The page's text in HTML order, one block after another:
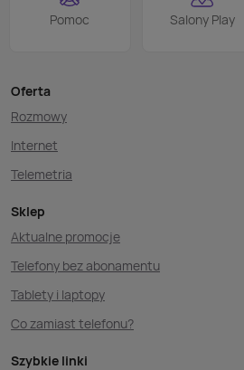
Pomoc Salony Play
Oferta
Rozmowy
Internet
Telemetria
Sklep
Aktualne promocje
Telefony bez abonamentu
Tablety i laptopy
Co zamiast telefonu?
Szybkie linki